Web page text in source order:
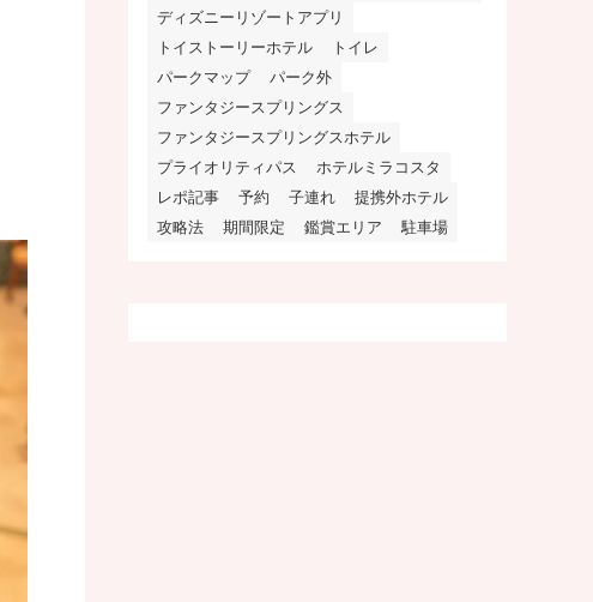
ディズニーリゾートアプリ
トイストーリーホテル
トイレ
パークマップ
パーク外
ファンタジースプリングス
ファンタジースプリングスホテル
プライオリティパス
ホテルミラコスタ
レポ記事
予約 子連れ
提携外ホテル
攻略法
期間限定 鑑賞エリア 駐車場